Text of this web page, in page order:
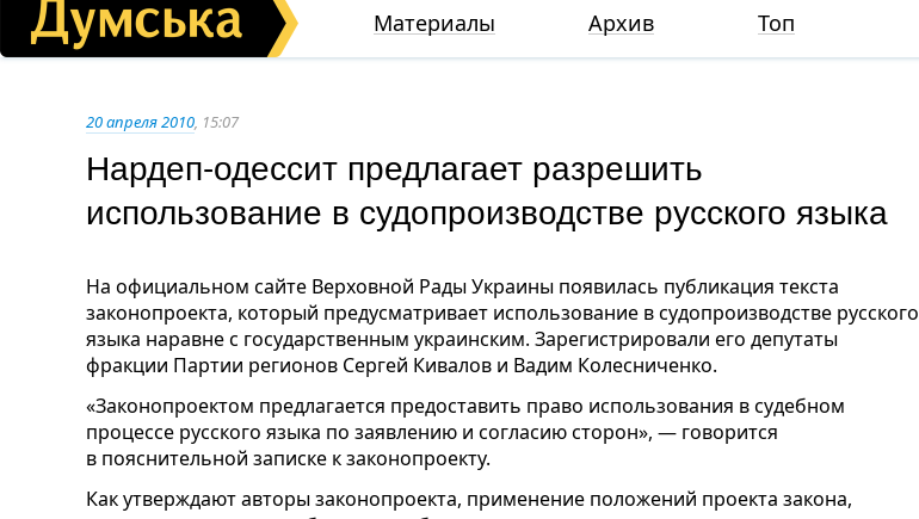
Материалы Архив Топ
20 апреля 2010, 15:07
Нардеп-одессит предлагает разрешить
использование в судопроизводстве русского языка
На официальном сайте Верховной Рады Украины появилась публикация текста
законопроекта, который предусматривает использование в судопроизводстве русского
языка наравне с государственным украинским. Зарегистрировали его депутаты
фракции Партии регионов Сергей Кивалов и Вадим Колесниченко.
«Законопроектом предлагается предоставить право использования в судебном
процессе русского языка по заявлению и согласию сторон», — говорится
в пояснительной записке к законопроекту.
Как утверждают авторы законопроекта, применение положений проекта закона,